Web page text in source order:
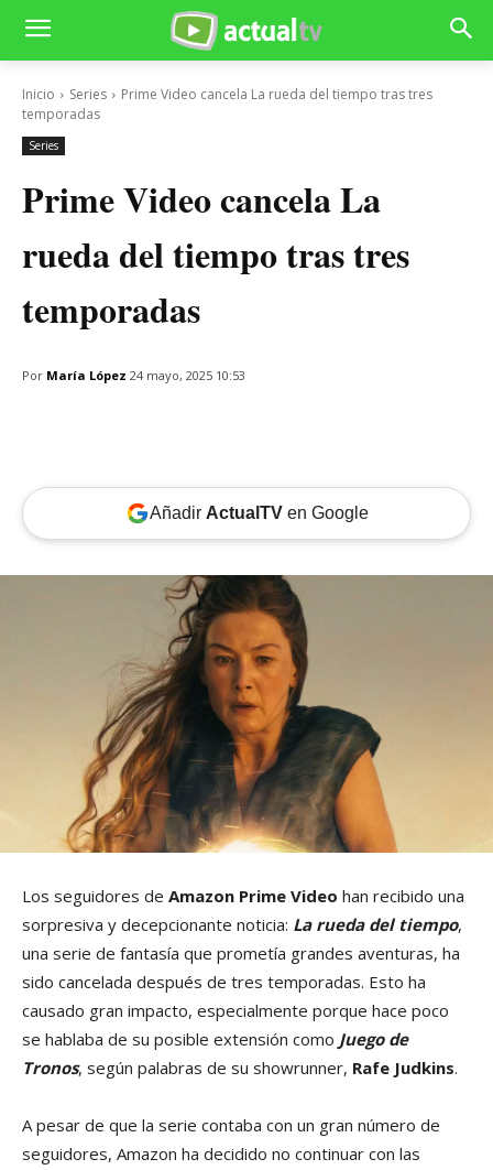
Inicio Series
Prime Video cancela La rueda del tiempo tras tres
temporadas
Series
Prime Video cancela La
rueda del tiempo tras tres
temporadas
Por María López 24 mayo, 2025 10:53
Añadir ActualTVen Google
Los seguidores de Amazon Prime Video han recibido una
sorpresiva y decepcionante noticia: La rueda del tiempo,
una serie de fantasía que prometía grandes aventuras, ha
sido cancelada después de tres temporadas. Esto ha
causado gran impacto, especialmente porque hace poco
se hablaba de su posible extensión como Juego de
Tronos, según palabras de su showrunner, Rafe Judkins.
A pesar de que la serie contaba con un gran número de
seguidores, Amazon ha decidido no continuar con las